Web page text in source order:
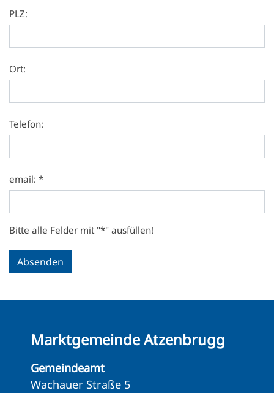
PLZ:
Ort:
Telefon:
email: *
Bitte alle Felder mit "*" ausfüllen!
Marktgemeinde Atzenbrugg
Gemeindeamt
Wachauer Straße 5